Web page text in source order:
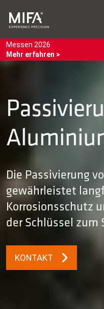
Messen 2026
Mehr erfahren >
Die Passivierung
gewährleistet
Korrosionsschutz
der Schlüssel
KONTAKT